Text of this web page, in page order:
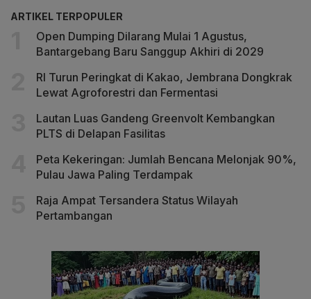
ARTIKEL TERPOPULER
Open Dumping Dilarang Mulai 1 Agustus,
Bantargebang Baru Sanggup Akhiri di 2029
RI Turun Peringkat di Kakao, Jembrana Dongkrak
Lewat Agroforestri dan Fermentasi
Lautan Luas Gandeng Greenvolt Kembangkan
PLTS di Delapan Fasilitas
Peta Kekeringan: Jumlah Bencana Melonjak 90%,
Pulau Jawa Paling Terdampak
Raja Ampat Tersandera Status Wilayah
Pertambangan